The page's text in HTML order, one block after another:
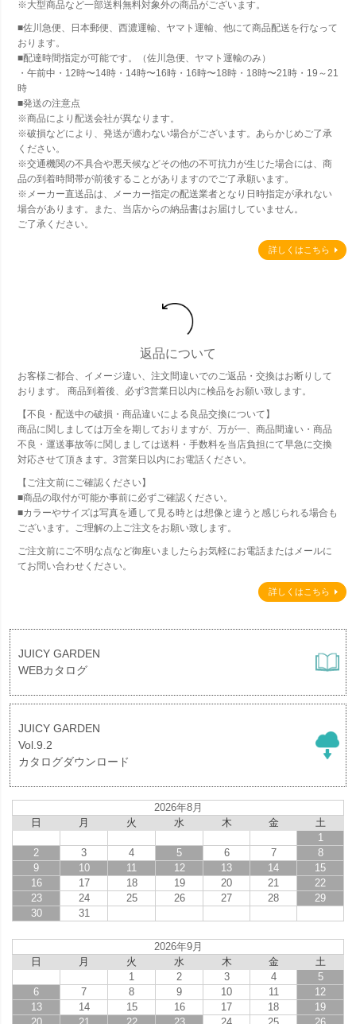
※大型商品など一部送料無料対象外の商品がございます。
■佐川急便、日本郵便、西濃運輸、ヤマト運輸、他にて商品配送を行なって
おります。
■配達時間指定が可能です。（佐川急便、ヤマト運輸のみ）
・午前中・12時〜14時・14時〜16時・16時〜18時・18時〜21時・19～21
時
■発送の注意点
※商品により配送会社が異なります。
※破損などにより、発送が適わない場合がございます。あらかじめご了承
ください。
※交通機関の不具合や悪天候などその他の不可抗力が生じた場合には、商
品の到着時間帯が前後することがありますのでご了承願います。
※メーカー直送品は、メーカー指定の配送業者となり日時指定が承れない
場合があります。また、当店からの納品書はお届けしていません。
ご了承ください。
詳しくはこちら
返品について
お客様ご都合、イメージ違い、注文間違いでのご返品・交換はお断りして
おります。 商品到着後、必ず3営業日以内に検品をお願い致します。
【不良・配送中の破損・商品違いによる良品交換について】
商品に関しましては万全を期しておりますが、万が一、商品間違い・商品
不良・運送事故等に関しましては送料・手数料を当店負担にて早急に交換
対応させて頂きます。3営業日以内にお電話ください。
【ご注文前にご確認ください】
■商品の取付が可能か事前に必ずご確認ください。
■カラーやサイズは写真を通して見る時とは想像と違うと感じられる場合も
ございます。ご理解の上ご注文をお願い致します。
ご注文前にご不明な点など御座いましたらお気軽にお電話またはメールに
てお問い合わせください。
詳しくはこちら
JUICY GARDEN
WEBカタログ
JUICY GARDEN
Vol.9.2
カタログダウンロード
2026年8月
日
月 火 水 木 金
土
1
2
3 4 5 6 7
8
9
10 11 12 13 14
15
16
17 18 19 20 21
22
23
24 25 26 27 28
29
30
31
2026年9月
日
月 火 水 木 金
土
1
2 3 4
5
6
7 8 9 10 11
12
13
14 15 16 17 18
19